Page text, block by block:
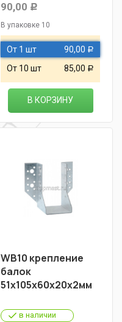
90,00 Р
В упаковке 10
От 1 шт 90,00 Р
От 10 шт 85,00 Р
В КОРЗИНУ
WB10 крепление
балок
51х105х60х20х2мм
в наличии